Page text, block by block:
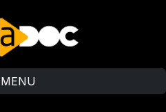
MENU